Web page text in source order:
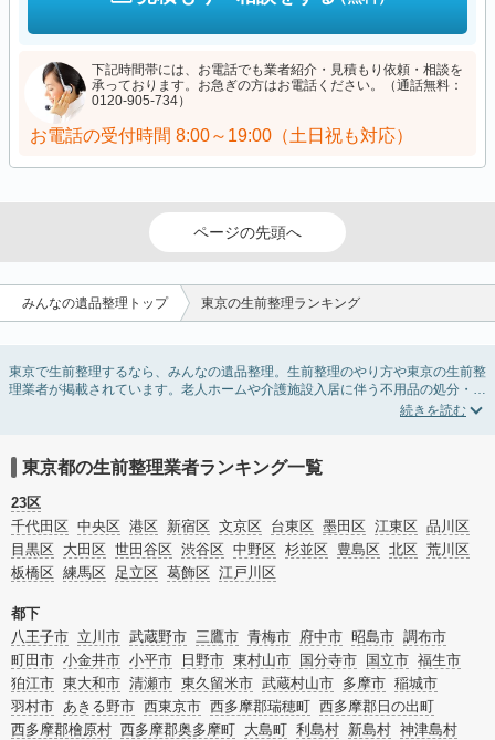
下記時間帯には、お電話でも業者紹介・見積もり依頼・相談を
承っております。お急ぎの方はお電話ください。（通話無料：
0120-905-734）
お電話の受付時間 8:00～19:00（土日祝も対応）
ページの先頭へ
みんなの遺品整理トップ 東京の生前整理ランキング
東京で生前整理するなら、みんなの遺品整理。生前整理のやり方や東京の生前整
理業者が掲載されています。老人ホームや介護施設入居に伴う不用品の処分・回
収・引き取りから、在宅介護の介護整理や福祉住環境整理まで対応しています。
用してみましょう。
またお役立ち情報も豊富なので終活でエンディングノートの選び方や、整理整
頓・老前整理・生前整理のコツについてもチェックしてみてください。
東京都の生前整理業者ランキング一覧
23区
千代田区 中央区 港区 新宿区 文京区 台東区 墨田区 江東区 品川区
目黒区
大田区 世田谷区 渋谷区 中野区 杉並区 豊島区 北区 荒川区
板橋区 練馬区 足立区 葛飾区 江戸川区
都下
八王子市 立川市 武蔵野市 三鷹市 青梅市 府中市 昭島市 調布市
町田市 小金井市 小平市 日野市 東村山市 国分寺市 国立市 福生市
狛江市 東大和市 清瀬市 東久留米市 武蔵村山市 多摩市 稲城市
羽村市 あきる野市 西東京市 西多摩郡瑞穂町 西多摩郡日の出町
西多摩郡檜原村 西多摩郡奥多摩町 大島町 利島村 新島村 神津島村